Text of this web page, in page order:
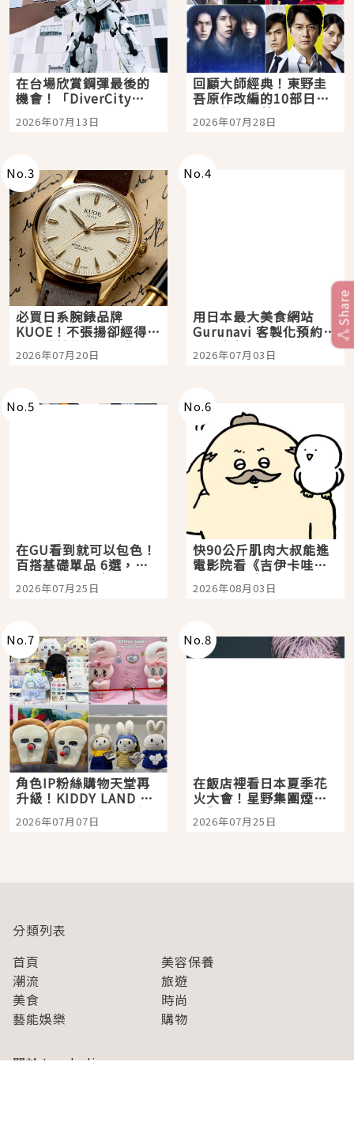
在台場欣賞鋼彈最後的
機會！「DiverCity
Tokyo Plaza」搭船、
購物、美食及夜景，一
2026年07月13日
回顧大師經典！東野圭
吾原作改編的10部日本
影視作品推薦
2026年07月28日
No.3
必買日系腕錶品牌
KUOE！不張揚卻經得起
時間洗鍊的經典之作五
選
2026年07月20日
No.4
用日本最大美食網站
Gurunavi 客製化預約九
大都市餐廳，打造專屬
美食體驗！
2026年07月03日
No.5
在GU看到就可以包色！
百搭基礎單品 6選，閉
眼全收也不心疼
2026年07月25日
No.6
快90公斤肌肉大叔能進
電影院看《吉伊卡哇》
嗎？日本重金屬樂團
「打首」會長與nagano
2026年08月03日
No.7
角色IP粉絲購物天堂再
升級！KIDDY LAND 原
宿店吉伊卡哇迎客，新
開幕 OMOKADO 店3分
2026年07月07日
No.8
在飯店裡看日本夏季花
火大會！星野集團煙火
景觀飯店6選，讓你不用
人擠人悠閒欣賞
2026年07月25日
Share
分類列表
首頁
美容保養
潮流
旅遊
美食
時尚
藝能娛樂
購物
關於Japaholic